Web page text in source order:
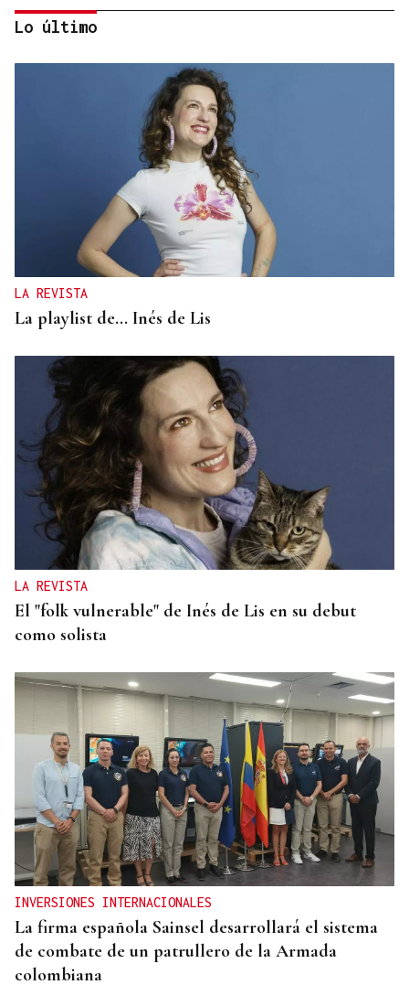
CUENTA CON ANTECEDENTES
Despliegue policial en Redondela por un hombre
atrincherado en su vivienda
Lo último
LA REVISTA
La playlist de... Inés de Lis
LA REVISTA
El "folk vulnerable" de Inés de Lis en su debut
como solista
INVERSIONES INTERNACIONALES
La firma española Sainsel desarrollará el sistema
de combate de un patrullero de la Armada
colombiana